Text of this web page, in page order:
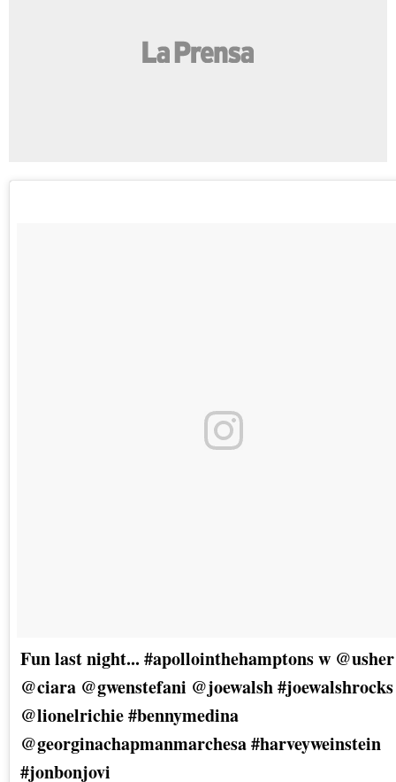
Fun last night... #apollointhehamptons w @usher
@ciara @gwenstefani @joewalsh #joewalshrocks
@lionelrichie #bennymedina
@georginachapmanmarchesa #harveyweinstein
#jonbonjovi